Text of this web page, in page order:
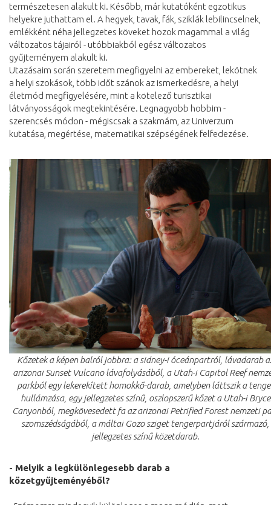
természetesen alakult ki. Később, már kutatóként egzotikus
helyekre juthattam el. A hegyek, tavak, fák, sziklák lebilincselnek,
emlékként néha jellegzetes köveket hozok magammal a világ
változatos tájairól - utóbbiakból egész változatos
gyűjteményem alakult ki.
Utazásaim során szeretem megfigyelni az embereket, lekötnek
a helyi szokások, több időt szánok az ismerkedésre, a helyi
életmód megfigyelésére, mint a kötelező turisztikai
látványosságok megtekintésére. Legnagyobb hobbim -
szerencsés módon - mégiscsak a szakmám, az Univerzum
kutatása, megértése, matematikai szépségének felfedezése.
Kőzetek a képen balról jobbra: a sidney-i óceánpartról, lávadarab
arizonai Sunset Vulcano lávafolyásából, a Utah-i Capitol Reef
parkból egy lekerekített homokkő-darab, amelyben láttszik a
hullámzása, egy jellegzetes színű, oszlopszerű kőzet a Utah-i Bryce
Canyonból, megkövesedett fa az arizonai Petrified Forest nemzeti
szomszédságából, a máltai Gozo sziget tengerpartjáról származó,
jellegzetes színű közetdarab.
- Melyik a legkülönlegesebb darab a
kőzetgyűjteményéből?